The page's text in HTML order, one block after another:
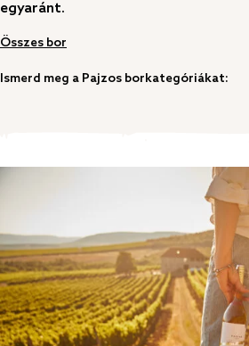
egyaránt.
Összes bor
Ismerd meg a Pajzos borkategóriákat: